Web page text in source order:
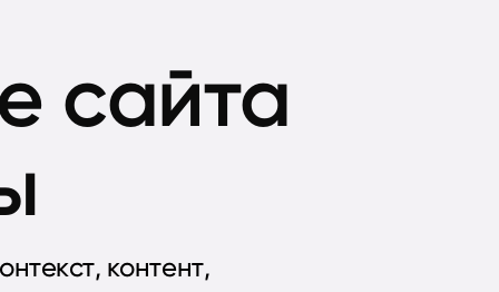
сайта
контент,